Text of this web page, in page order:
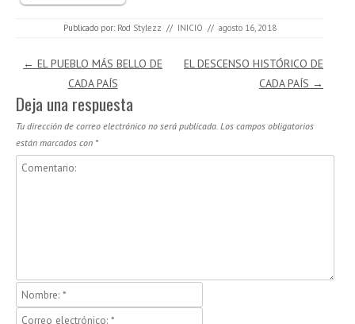
Publicado por: Rod Stylezz // INICIO // agosto 16, 2018
Navegación de entradas
← EL PUEBLO MÁS BELLO DE
CADA PAÍS
EL DESCENSO HISTÓRICO DE
CADA PAÍS →
Deja una respuesta
Tu dirección de correo electrónico no será publicada. Los campos obligatorios
están marcados con *